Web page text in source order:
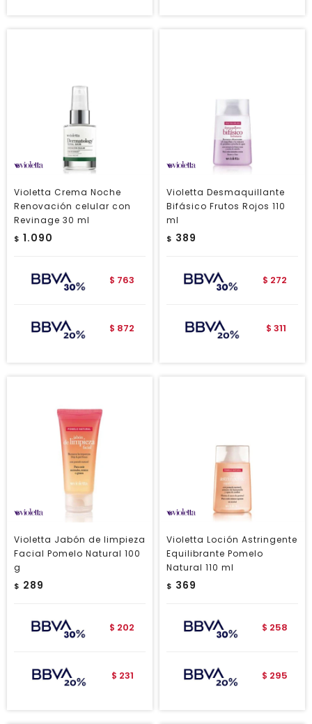
Violetta Crema Noche
Renovación celular con
Revinage 30 ml
$ 1.090
$ 763
$ 872
Violetta Desmaquillante
Bifásico Frutos Rojos 110
ml
$ 389
$ 272
$ 311
Violetta Jabón de limpieza
Facial Pomelo Natural 100
g
$ 289
$ 202
$ 231
Violetta Loción Astringente
Equilibrante Pomelo
Natural 110 ml
$ 369
$ 258
$ 295